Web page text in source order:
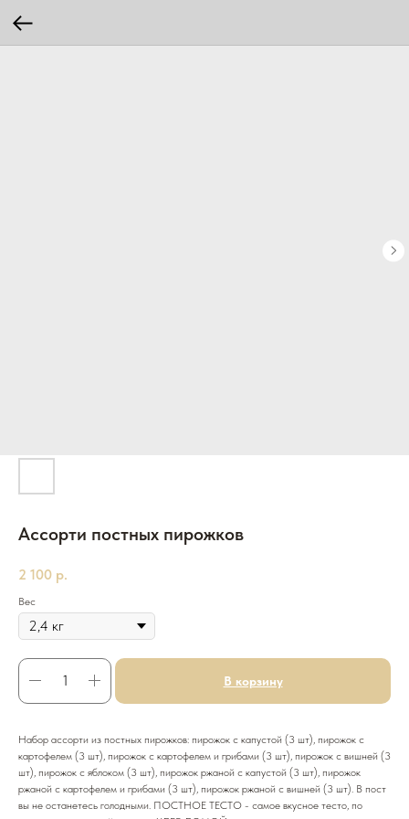
Ассорти постных пирожков
2 100 р.
Вес
В корзину
Набор ассорти из постных пирожков: пирожок с капустой (3 шт), пирожок с
картофелем (3 шт), пирожок с картофелем и грибами (3 шт), пирожок с вишней (3
шт), пирожок с яблоком (3 шт), пирожок ржаной с капустой (3 шт), пирожок
ржаной с картофелем и грибами (3 шт), пирожок ржаной с вишней (3 шт). В пост
вы не останетесь голодными. ПОСТНОЕ ТЕСТО - самое вкусное тесто, по